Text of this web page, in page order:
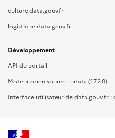
culture.data.gouv.fr
logistique.data.gouv.fr
Développement
API du portail
Moteur open source : udata (17.2.0)
Interface utilisateur de data.gouv.fr :